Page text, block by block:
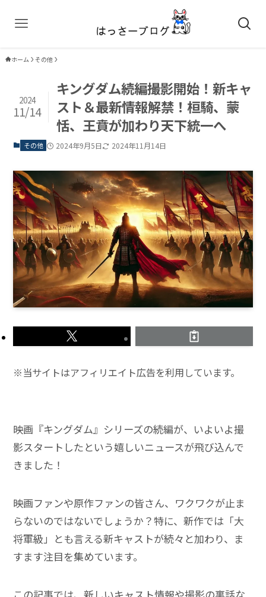
ホーム その他
キングダム続編撮影開始！新キャ
スト＆最新情報解禁！桓騎、蒙
恬、王賁が加わり天下統一へ
2024
11/14
その他 2024年9月5日 2024年11月14日
※当サイトはアフィリエイト広告を利用しています。
映画『キングダム』シリーズの続編が、いよいよ撮
影スタートしたという嬉しいニュースが飛び込んで
きました！
映画ファンや原作ファンの皆さん、ワクワクが止ま
らないのではないでしょうか？特に、新作では「大
将軍級」とも言える新キャストが続々と加わり、ま
すます注目を集めています。